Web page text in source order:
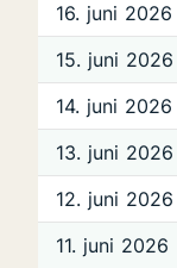
16. juni 2026
15. juni 2026
14. juni 2026
13. juni 2026
12. juni 2026
11. juni 2026